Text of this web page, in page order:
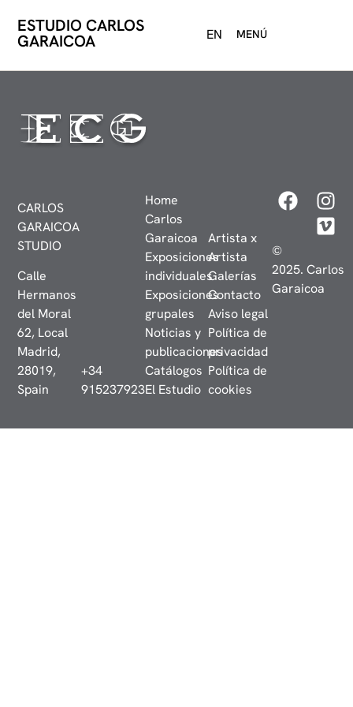
ESTUDIO CARLOS
GARAICOA EN MENÚ
CARLOS
GARAICOA
STUDIO
Calle
Hermanos
del Moral
62, Local
Madrid,
28019,
Spain
+34
915237923
Home
Carlos
Garaicoa
Exposiciones
individuales
Exposiciones
grupales
Noticias y
publicaciones
Catálogos
El Estudio
Artista x
Artista
Galerías
Contacto
Aviso legal
Política de
privacidad
Política de
cookies
©
2025. Carlos
Garaicoa